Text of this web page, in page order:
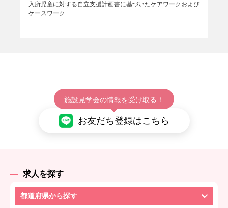
入所児童に対する自立支援計画書に基づいたケアワークおよび
ケースワーク
施設見学会の情報を受け取る！
お友だち登録はこちら
求人を探す
都道府県から探す